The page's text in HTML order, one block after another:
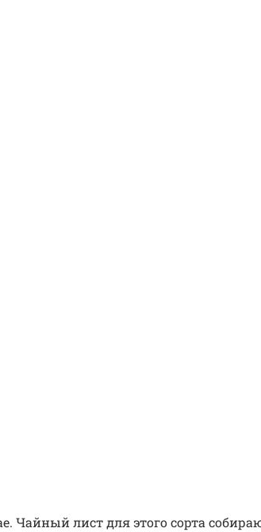
лист для этого сорта